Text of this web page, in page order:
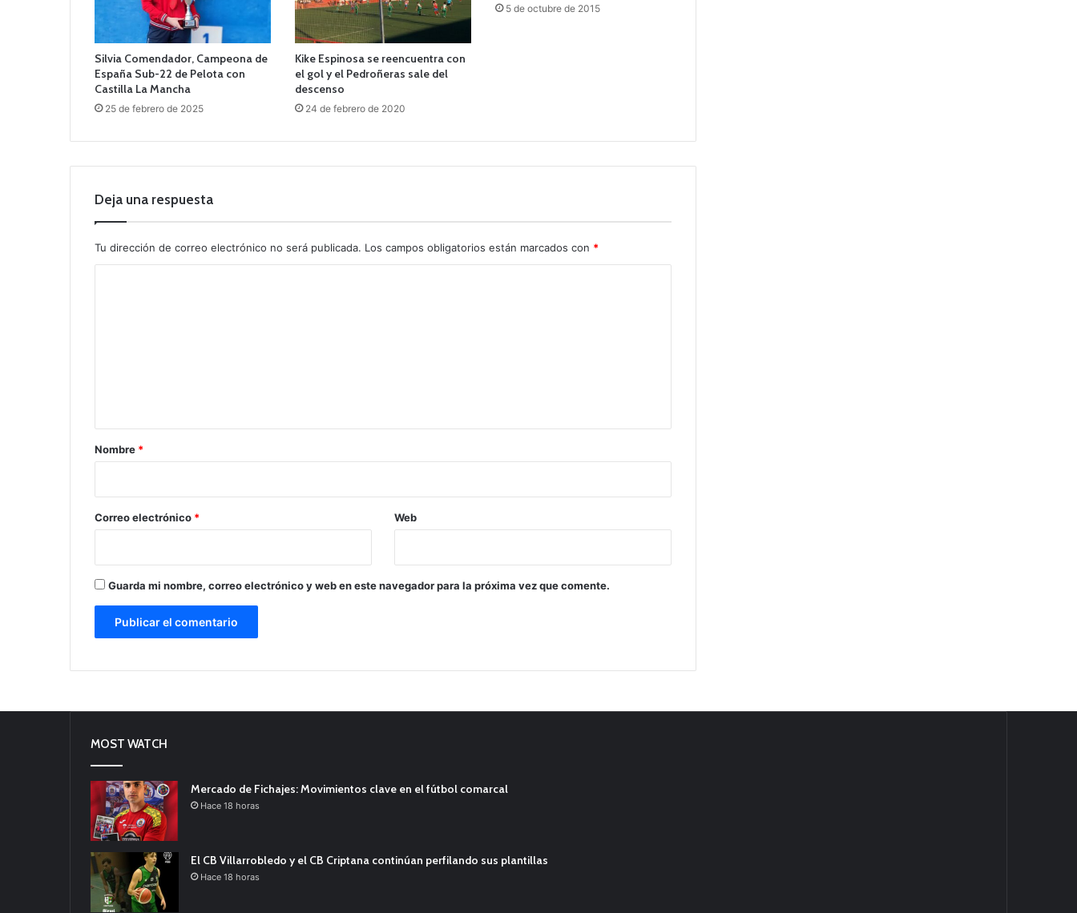
Silvia Comendador, Campeona de
España Sub-22 de Pelota con
Castilla La Mancha
25 de febrero de 2025
Kike Espinosa se reencuentra con
el gol y el Pedroñeras sale del
descenso
24 de febrero de 2020
5 de octubre de 2015
Deja una respuesta
Tu dirección de correo electrónico no será publicada. Los campos obligatorios están marcados con *
r
*
Nombre *
Correo electrónico * Web
Guarda mi nombre, correo electrónico y web en este navegador para la próxima vez que comente.
MOST WATCH
Mercado de Fichajes: Movimientos clave en el fútbol comarcal
Hace 18 horas
El CB Villarrobledo y el CB Criptana continúan perfilando sus plantillas
Hace 18 horas